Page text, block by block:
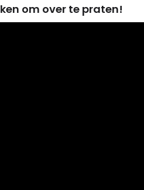
om over te praten!